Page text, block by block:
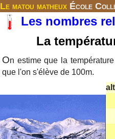
Le matou matheux École
Les nombres
La
On estime que la
que l'on s'élève de 100m.